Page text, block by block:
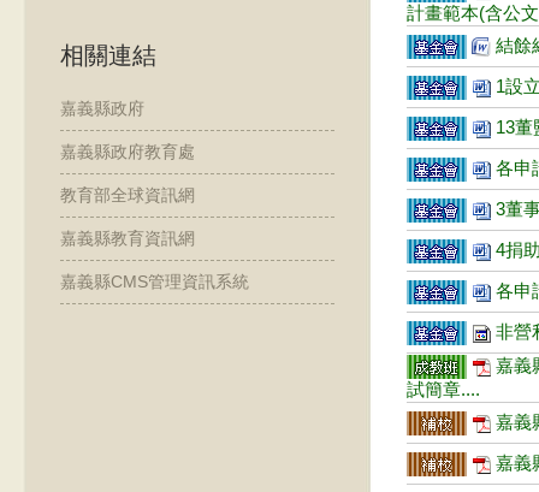
計畫範本(含公
結餘
1設
13董
各申
3董
4捐
各申
非營
嘉義
試簡章....
嘉義
嘉義
相關連結
嘉義縣政府
嘉義縣政府教育處
教育部全球資訊網
嘉義縣教育資訊網
嘉義縣CMS管理資訊系統